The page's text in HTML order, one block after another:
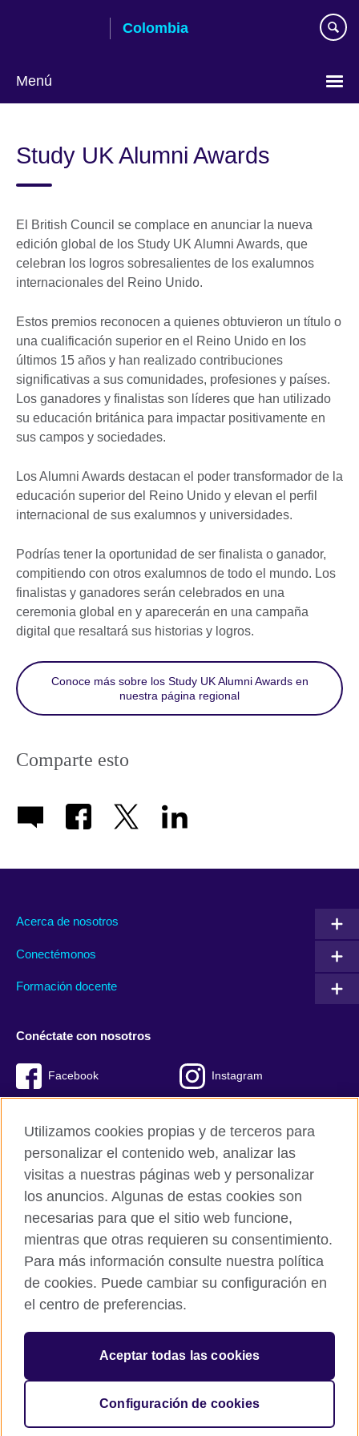
Colombia
Menú
idioma
Study UK Alumni Awards
El British Council se complace en anunciar la nueva
edición global de los Study UK Alumni Awards, que
celebran los logros sobresalientes de los exalumnos
internacionales del Reino Unido.
Estos premios reconocen a quienes obtuvieron un título o
una cualificación superior en el Reino Unido en los
últimos 15 años y han realizado contribuciones
significativas a sus comunidades, profesiones y países.
Los ganadores y finalistas son líderes que han utilizado
su educación británica para impactar positivamente en
sus campos y sociedades.
Los Alumni Awards destacan el poder transformador de la
educación superior del Reino Unido y elevan el perfil
internacional de sus exalumnos y universidades.
Podrías tener la oportunidad de ser finalista o ganador,
compitiendo con otros exalumnos de todo el mundo. Los
finalistas y ganadores serán celebrados en una
ceremonia global en y aparecerán en una campaña
digital que resaltará sus historias y logros.
Conoce más sobre los Study UK Alumni Awards en
nuestra página regional
Comparte esto
Acerca de nosotros
Conectémonos
Formación docente
Conéctate con nosotros
Facebook Instagram
British Council global
Políticas de privacidad y condiciones de uso
© 2026 British Council
The United Kingdom’s international organisation for cultural
relations and educational opportunities.
Utilizamos cookies propias y de terceros para
personalizar el contenido web, analizar las
visitas a nuestras páginas web y personalizar
los anuncios. Algunas de estas cookies son
necesarias para que el sitio web funcione,
mientras que otras requieren su consentimiento.
Para más información consulte nuestra política
de cookies. Puede cambiar su configuración en
el centro de preferencias.
Aceptar todas las cookies
Configuración de cookies